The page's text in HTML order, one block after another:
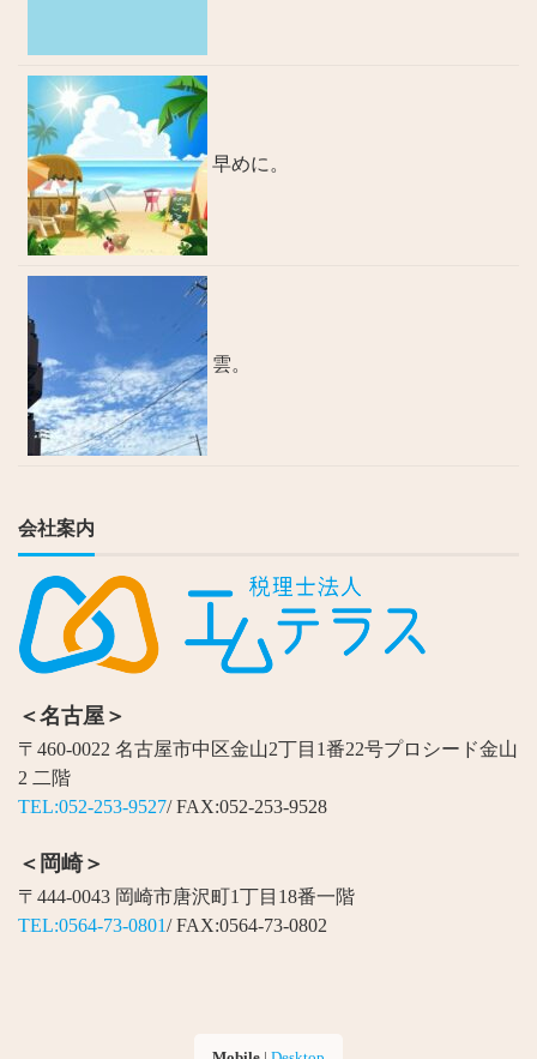
早めに。
雲。
会社案内
＜名古屋＞
〒460-0022 名古屋市中区金山2丁目1番22号プロシード金山
2 二階
TEL:052-253-9527/ FAX:052-253-9528
＜岡崎＞
〒444-0043 岡崎市唐沢町1丁目18番一階
TEL:0564-73-0801/ FAX:0564-73-0802